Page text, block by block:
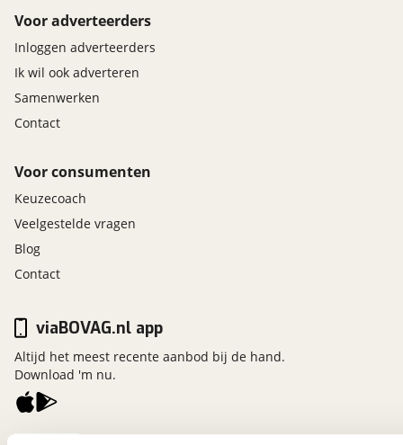
Voor adverteerders
Inloggen adverteerders
Ik wil ook adverteren
Samenwerken
Contact
Voor consumenten
Keuzecoach
Veelgestelde vragen
Blog
Contact
viaBOVAG.nl app
Altijd het meest recente aanbod bij de hand.
Download 'm nu.